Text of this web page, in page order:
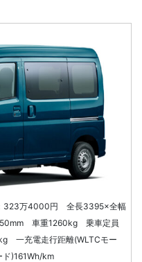
323万4000円 全長3395×全幅
車重1260kg 乗車定員
一充電走行距離(WLTCモー
)161Wh/km